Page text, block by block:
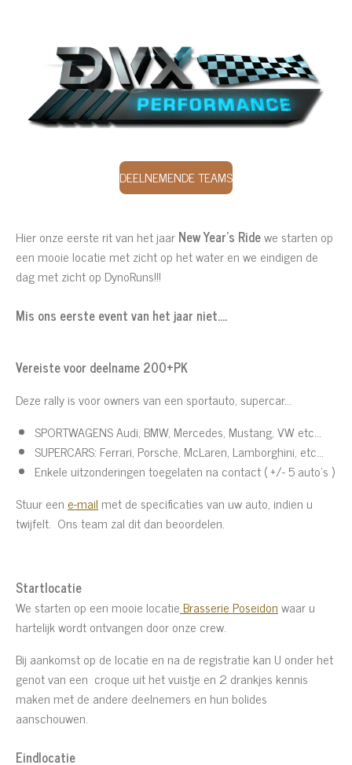
DEELNEMENDE TEAMS
Hier onze eerste rit van het jaarNew Year's Ridewe starten op
een mooie locatie met zicht op het water en we eindigen de
dag met zicht op DynoRuns!!!
Mis ons eerste event van het jaar niet....
Vereiste voor deelname 200+PK
Deze rally is voor owners van een sportauto, supercar...
SPORTWAGENS Audi, BMW, Mercedes, Mustang, VW etc...
SUPERCARS: Ferrari, Porsche, McLaren, Lamborghini, etc...
Enkele uitzonderingen toegelaten na contact ( +/- 5 auto's )
Stuur een e-mail met de specificaties van uw auto, indien u
twijfelt. Ons team zal dit dan beoordelen.
Startlocatie
We starten op een mooie locatieBrasserie Poseidonwaar u
hartelijk wordt ontvangen door onze crew.
Bij aankomst op de locatie en na de registratie kan U onder het
genot van een croque uit het vuistje en 2 drankjes kennis
maken met de andere deelnemers en hun bolides
aanschouwen.
Eindlocatie